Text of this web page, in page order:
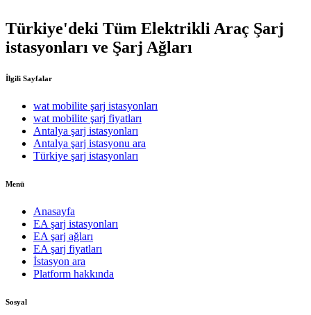
Türkiye'deki Tüm Elektrikli Araç Şarj
istasyonları ve Şarj Ağları
İlgili Sayfalar
wat mobilite şarj istasyonları
wat mobilite şarj fiyatları
Antalya şarj istasyonları
Antalya şarj istasyonu ara
Türkiye şarj istasyonları
Menü
Anasayfa
EA şarj istasyonları
EA şarj ağları
EA şarj fiyatları
İstasyon ara
Platform hakkında
Sosyal